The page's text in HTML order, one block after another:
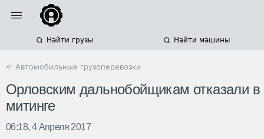
Найти грузы Найти машины
← Автомобильные грузоперевозки
Орловским дальнобойщикам отказали в
митинге
06:18, 4 Апреля 2017